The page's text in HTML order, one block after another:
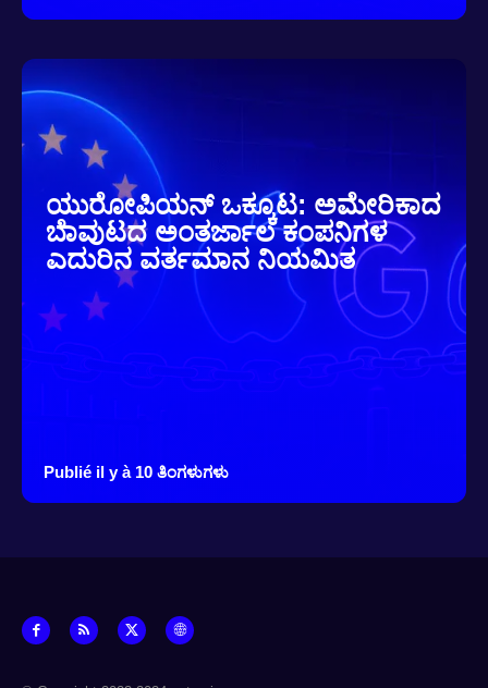
ಯುರೋಪಿಯನ್ ಒಕ್ಕೂಟ: ಅಮೇರಿಕಾದ
ಬೆಾವುಟದ ಅಂತರ್ಜಾಲ ಕಂಪನಿಗಳ
ಎದುರಿನ ವರ್ತಮಾನ ನಿಯಮಿತ
Publié il y à 10 ತಿಂಗಳುಗಳು